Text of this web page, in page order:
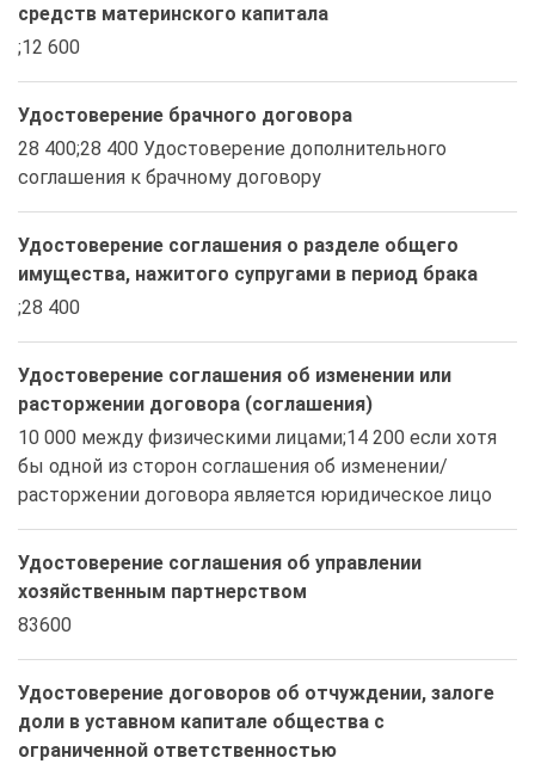
средств материнского капитала
;12 600
Удостоверение брачного договора
28 400;28 400 Удостоверение дополнительного
соглашения к брачному договору
Удостоверение соглашения о разделе общего
имущества, нажитого супругами в период брака
;28 400
Удостоверение соглашения об изменении или
расторжении договора (соглашения)
10 000 между физическими лицами;14 200 если хотя
бы одной из сторон соглашения об изменении/
расторжении договора является юридическое лицо
Удостоверение соглашения об управлении
хозяйственным партнерством
83600
Удостоверение договоров об отчуждении, залоге
доли в уставном капитале общества с
ограниченной ответственностью